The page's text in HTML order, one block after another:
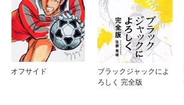
オフサイド
ブラックジャックによ
ろしく 完全版